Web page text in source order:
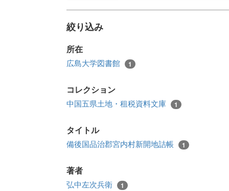
絞り込み
所在
広島大学図書館 1
コレクション
中国五県土地・租税資料文庫 1
タイトル
備後国品治郡宮内村新開地詰帳 1
著者
弘中左次兵衛 1